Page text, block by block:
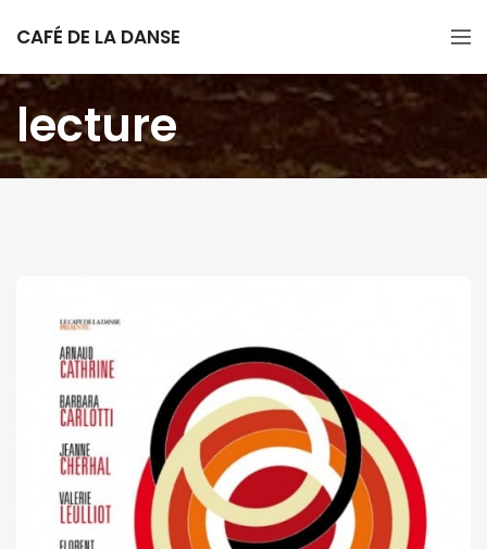
CAFÉ DE LA DANSE
lecture